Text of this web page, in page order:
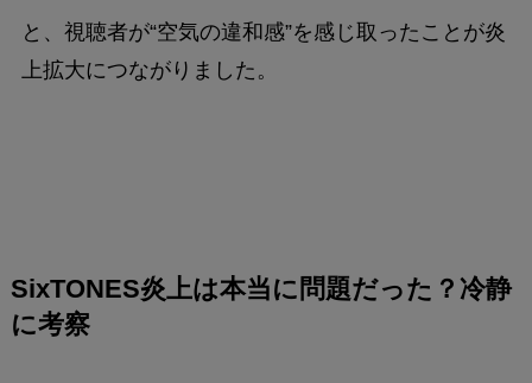
と、視聴者が“空気の違和感”を感じ取ったことが炎
上拡大につながりました。
SixTONES炎上は本当に問題だった？冷静
に考察